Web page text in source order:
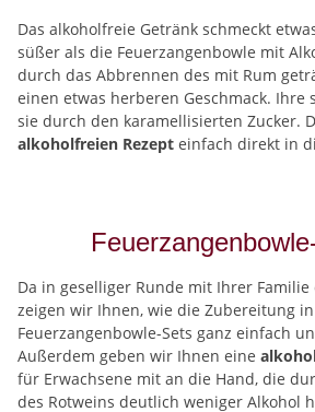
Das alkoholfreie Getränk schmeckt
süßer als die Feuerzangenbowle mit
durch das Abbrennen des mit Rum
einen etwas herberen Geschmack. Ihre
sie durch den karamellisierten Zucker.
alkoholfreien Rezept einfach direkt in
Da in geselliger Runde mit Ihrer
zeigen wir Ihnen, wie die Zubereitung
Feuerzangenbowle-Sets ganz einfach
Außerdem geben wir Ihnen eine
für Erwachsene mit an die Hand, die
des Rotweins deutlich weniger Alkohol